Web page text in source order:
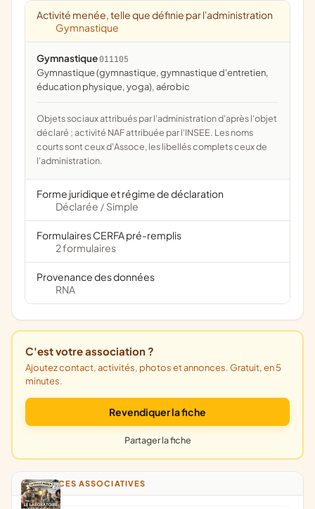
Activité menée, telle que définie par l'administration
Gymnastique
Gymnastique 011105
Gymnastique (gymnastique, gymnastique d'entretien,
éducation physique, yoga), aérobic
Objets sociaux attribués par l'administration d'après l'objet
déclaré ; activité NAF attribuée par l'INSEE. Les noms
courts sont ceux d'Assoce, les libellés complets ceux de
l'administration.
Forme juridique et régime de déclaration
Déclarée / Simple
Formulaires CERFA pré-remplis
2 formulaires
Provenance des données
RNA
C'est votre association ?
Ajoutez contact, activités, photos et annonces. Gratuit, en 5
minutes.
Revendiquer la fiche
Partager la fiche
ANNONCES ASSOCIATIVES